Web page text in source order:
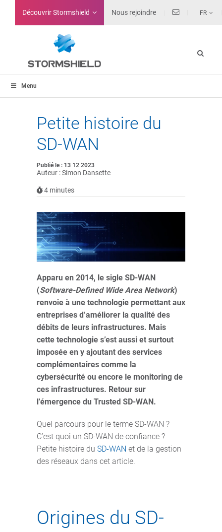
Découvrir Stormshield Nous rejoindre FR
Menu
Petite histoire du
SD-WAN
Publié le : 13 12 2023
Auteur : Simon Dansette
4 minutes
Apparu en 2014, le sigle SD-WAN
(Software-Defined Wide Area Network)
renvoie à une technologie permettant aux
entreprises d’améliorer la qualité des
débits de leurs infrastructures. Mais
cette technologie s’est aussi et surtout
imposée en y ajoutant des services
complémentaires comme la
cybersécurité ou encore le monitoring de
ces infrastructures. Retour sur
l’émergence du Trusted SD-WAN.
Quel parcours pour le terme SD-WAN ?
C’est quoi un SD-WAN de confiance ?
Petite histoire du SD-WAN et de la gestion
des réseaux dans cet article.
Origines du SD-